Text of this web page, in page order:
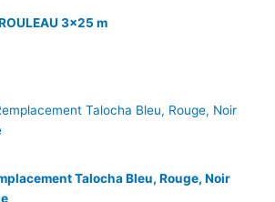
3×25 m
Talocha Bleu, Rouge, Noir